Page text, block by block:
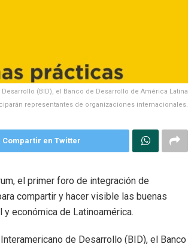
(BID), el Banco de Desarrollo de América Latina
representantes de organizaciones internacionales.
Compartir en Twitter
el primer foro de integración de
compartir y hacer visible las buenas
económica de Latinoamérica.
de Desarrollo (BID), el Banco